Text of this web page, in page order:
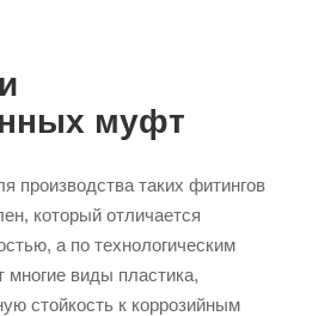
муфт
производства таких фитингов
который отличается
а по технологическим
многие виды пластика,
стойкость к коррозийным